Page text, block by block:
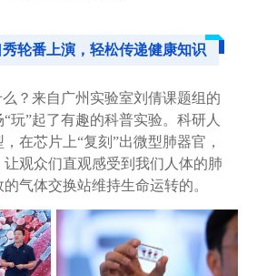
轮番上演，轻松传递健康知识
么？来自广州实验室刘倩课题组的
玩”起了有趣的科普实验。科研人
在芯片上“复刻”出微型肺器官，
观众们直观感受到我们人体的肺
气体交换站维持生命运转的。